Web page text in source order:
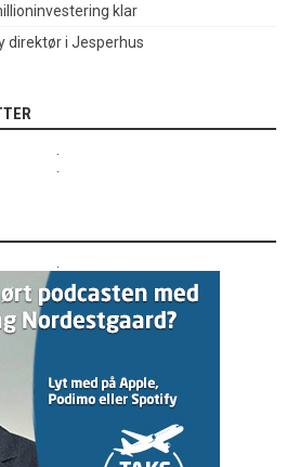
klar
direktør i Jesperhus